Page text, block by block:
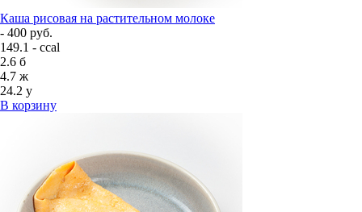
Каша рисовая на растительном молоке
- 400 руб.
149.1 - ccal
2.6 б
4.7 ж
24.2 у
В корзину